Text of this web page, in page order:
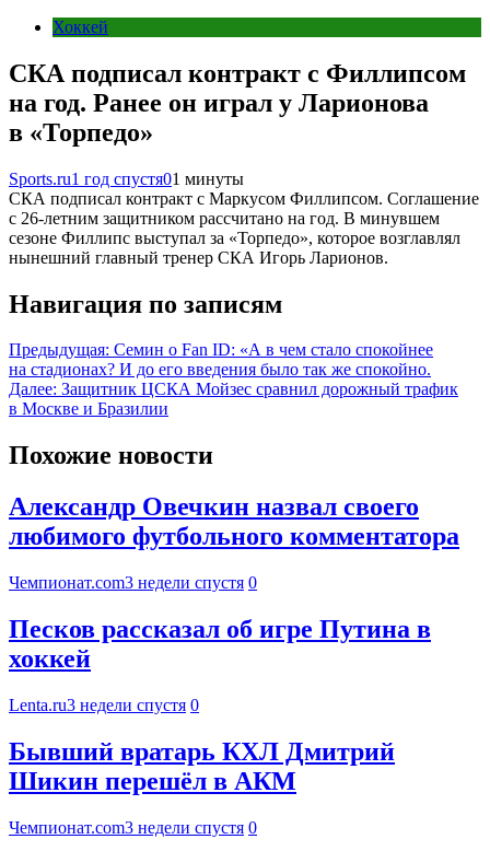
Хоккей
СКА подписал контракт с Филлипсом
на год. Ранее он играл у Ларионова
в «Торпедо»
Sports.ru1 год спустя01 минуты
СКА подписал контракт с Маркусом Филлипсом. Соглашение
с 26-летним защитником рассчитано на год. В минувшем
сезоне Филлипс выступал за «Торпедо», которое возглавлял
нынешний главный тренер СКА Игорь Ларионов.
Навигация по записям
Предыдущая: Семин о Fan ID: «А в чем стало спокойнее
на стадионах? И до его введения было так же спокойно.
Далее: Защитник ЦСКА Мойзес сравнил дорожный трафик
в Москве и Бразилии
Похожие новости
Александр Овечкин назвал своего
любимого футбольного комментатора
Чемпионат.com3 недели спустя 0
Песков рассказал об игре Путина в
хоккей
Lenta.ru3 недели спустя 0
Бывший вратарь КХЛ Дмитрий
Шикин перешёл в АКМ
Чемпионат.com3 недели спустя 0